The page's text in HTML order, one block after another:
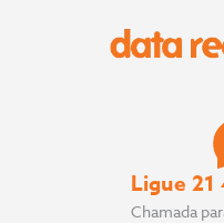
Ligue 21
Chamada